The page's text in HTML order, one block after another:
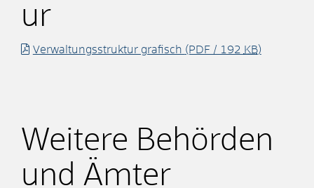
ur
Verwaltungsstruktur grafisch (PDF / 192 KB)
Weitere Behörden
und Ämter